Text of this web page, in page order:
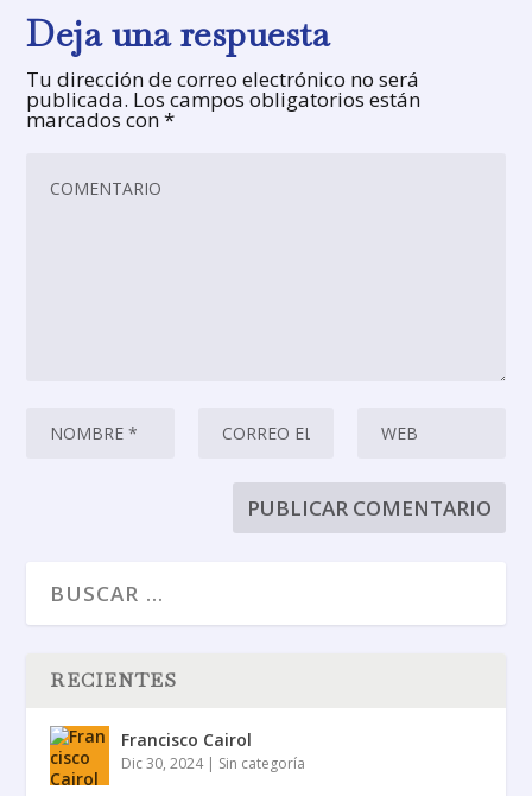
Deja una respuesta
Tu dirección de correo electrónico no será
publicada. Los campos obligatorios están
marcados con*
RECIENTES
Francisco Cairol
Dic 30, 2024| Sin categoría